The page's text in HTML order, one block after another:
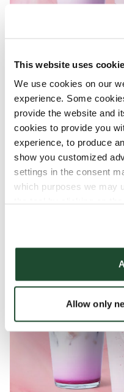
This website uses
We use cookies on our
experience. Some
provide the website and
cookies to provide you
experience, to produce
show you customized
settings in the consent
which purposes we may
Allow only
🎉 Espresso
vuotta
Juhlistamme 30
kotoista tunnelmaa –
osaksi💛
LUE LISÄÄ